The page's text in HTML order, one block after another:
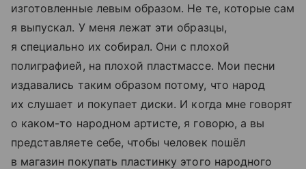
изготовленные левым образом. Не те, которые сам
я выпускал. У меня лежат эти образцы,
я специально их собирал. Они с плохой
полиграфией, на плохой пластмассе. Мои песни
издавались таким образом потому, что народ
их слушает и покупает диски. И когда мне говорят
о каком-то народном артисте, я говорю, а вы
представляете себе, чтобы человек пошёл
в магазин покупать пластинку этого народного